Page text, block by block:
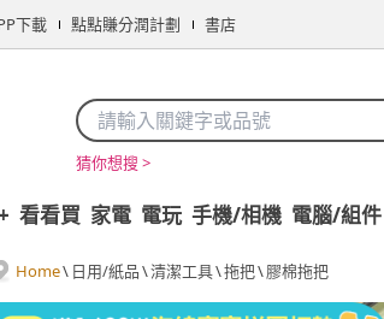
下載 點點賺分潤計劃 書店
猜你想搜 >
看看買 家電 電玩 手機/相機 電腦/組件
Home\ 日用/紙品\清潔工具\拖把\膠棉拖把